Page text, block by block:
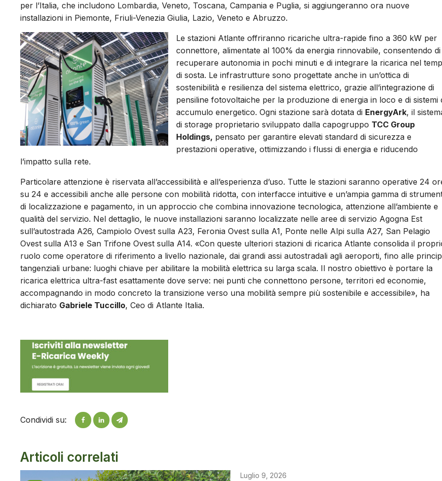
per l’Italia, che includono Lombardia, Veneto, Toscana, Campania e Puglia, si aggiungeranno ora nuove
installazioni in Piemonte, Friuli-Venezia Giulia, Lazio, Veneto e Abruzzo.
Le stazioni Atlante offriranno ricariche ultra-rapide fino a 360 kW per
connettore, alimentate al 100% da energia rinnovabile, consentendo di
recuperare autonomia in pochi minuti e di integrare la ricarica nel
di sosta. Le infrastrutture sono progettate anche in un’ottica di
sostenibilità e resilienza del sistema elettrico, grazie all’integrazione di
pensiline fotovoltaiche per la produzione di energia in loco e di sistemi
accumulo energetico. Ogni stazione sarà dotata di EnergyArk, il
di storage proprietario sviluppato dalla capogruppo TCC Group
Holdings, pensato per garantire elevati standard di sicurezza e
prestazioni operative, ottimizzando i flussi di energia e riducendo
l’impatto sulla rete.
Particolare attenzione è riservata all’accessibilità e all’esperienza d’uso. Tutte le stazioni saranno operative 24
su 24 e accessibili anche alle persone con mobilità ridotta, con interfacce intuitive e un’ampia gamma di
di localizzazione e pagamento, in un approccio che combina innovazione tecnologica, attenzione all’ambiente e
qualità del servizio. Nel dettaglio, le nuove installazioni saranno localizzate nelle aree di servizio Agogna Est
sull’autostrada A26, Campiolo Ovest sulla A23, Feronia Ovest sulla A1, Ponte nelle Alpi sulla A27, San Pelagio
Ovest sulla A13 e San Trifone Ovest sulla A14. «Con queste ulteriori stazioni di ricarica Atlante consolida il
ruolo come operatore di riferimento a livello nazionale, dai grandi assi autostradali agli aeroporti, fino alle
tangenziali urbane: luoghi chiave per abilitare la mobilità elettrica su larga scala. Il nostro obiettivo è portare la
ricarica elettrica ultra-fast esattamente dove serve: nei punti che connettono persone, territori ed economie,
accompagnando in modo concreto la transizione verso una mobilità sempre più sostenibile e accessibile», ha
dichiarato Gabriele Tuccillo, Ceo di Atlante Italia.
Condividi su:
Articoli correlati
Luglio 9, 2026